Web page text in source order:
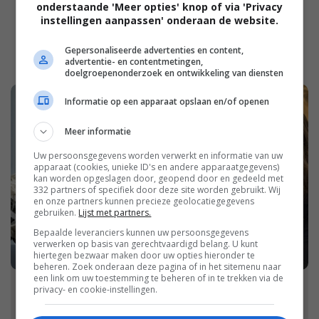
Welkom op Damespraatjes!
onderstaande 'Meer opties' knop of via 'Privacy
instellingen aanpassen' onderaan de website.
Gepersonaliseerde advertenties en content,
advertentie- en contentmetingen,
doelgroepenonderzoek en ontwikkeling van diensten
Informatie op een apparaat opslaan en/of openen
Meer informatie
Uw persoonsgegevens worden verwerkt en informatie van uw
apparaat (cookies, unieke ID's en andere apparaatgegevens)
kan worden opgeslagen door, geopend door en gedeeld met
332 partners of specifiek door deze site worden gebruikt. Wij
en onze partners kunnen precieze geolocatiegegevens
gebruiken. Lijst met partners.
Bepaalde leveranciers kunnen uw persoonsgegevens
verwerken op basis van gerechtvaardigd belang. U kunt
hiertegen bezwaar maken door uw opties hieronder te
beheren. Zoek onderaan deze pagina of in het sitemenu naar
een link om uw toestemming te beheren of in te trekken via de
privacy- en cookie-instellingen.